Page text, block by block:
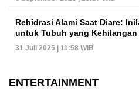
Rehidrasi Alami Saat Diare:
untuk Tubuh yang Kehilangan
31 Juli 2025 | 11:58 WIB
ENTERTAINMENT